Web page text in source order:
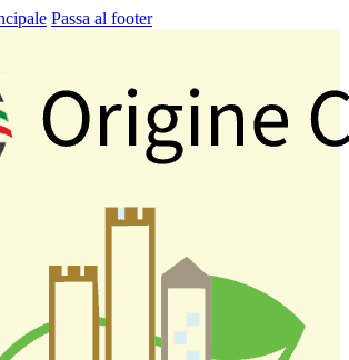
Passa al footer